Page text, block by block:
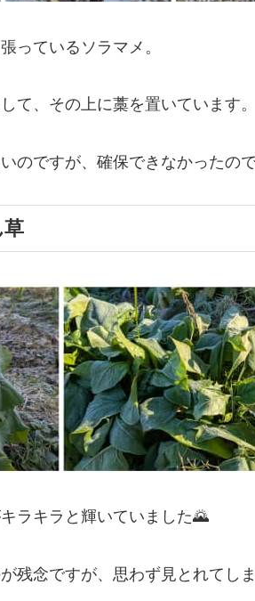
っているソラマメ。
て、その上に藁を置いています。
のですが、確保できなかったの
ラキラと輝いていました🌄
残念ですが、思わず見とれてしま